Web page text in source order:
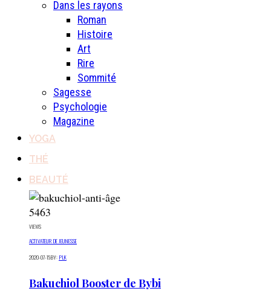
Dans les rayons
Roman
Histoire
Art
Rire
Sommité
Sagesse
Psychologie
Magazine
YOGA
THÉ
BEAUTÉ
5463
VIEWS
ACTIVATEUR DE JEUNESSE
2020-07-15BY: PLK
Bakuchiol Booster de Bybi